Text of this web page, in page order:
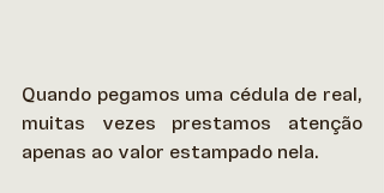
Quando pegamos uma cédula de real,
muitas vezes prestamos atenção
apenas ao valor estampado nela.